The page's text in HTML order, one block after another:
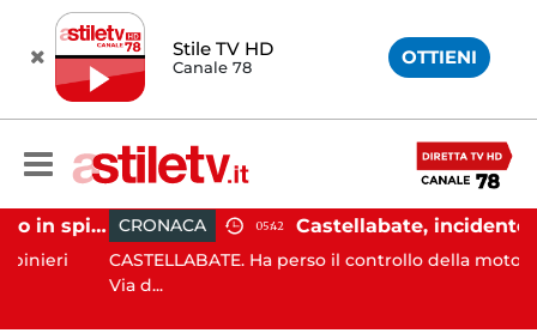
Stile TV HD
Canale 78 OTTIENI
Ischia, pusher sorpreso in spiaggia da carabinieri in Vespa CRONACA 05:42
CASTELLABATE. Ha perso il controllo della moto lungo
Via d...